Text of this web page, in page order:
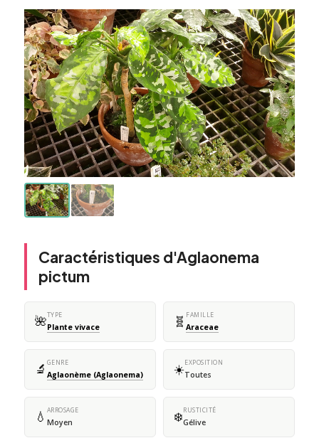
Caractéristiques d'Aglaonema
pictum
🌺TYPE
Plante vivace 🧬 FAMILLE
Araceae
🔬 GENRE
Aglaonème (Aglaonema) ☀️EXPOSITION
Toutes
💧 ARROSAGE
Moyen ❄️RUSTICITÉ
Gélive